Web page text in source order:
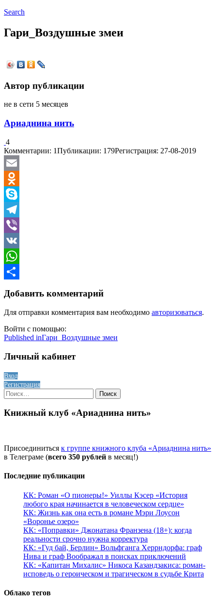
Search
Гари_Воздушные змеи
Автор публикации
не в сети 5 месяцев
Ариаднина нить
4
Комментарии: 1Публикации: 179Регистрация: 27-08-2019
Email
Odnoklassniki
Skype
Telegram
Viber
VK
WhatsApp
Добавить комментарий
Для отправки комментария вам необходимо авторизоваться.
Войти с помощью:
Навигация
по
Published inГари_Воздушные змеи
Личный кабинет
Вход
Регистрация
Найти:
Книжный клуб «Ариаднина нить»
Присоединиться к группе книжного клуба «Ариаднина нить»
в Телеграме (всего 350 рублей в месяц!)
Последние публикации
КК: Роман «О пионеры!» Уиллы Кэсер «История
любого края начинается в человеческом сердце»
КК: Жизнь как она есть в романе Мэри Лоусон
«Воронье озеро»
КК: «Поправки» Джонатана Франзена (18+): когда
реальности срочно нужна корректура
КК: «Гуд бай, Берлин» Вольфганга Херрндорфа: граф
Нива и граф Воображал в поисках приключений
КК: «Капитан Михалис» Никоса Казандзакиса: роман-
исповедь о героическом и трагическом в судьбе Крита
Облако тегов